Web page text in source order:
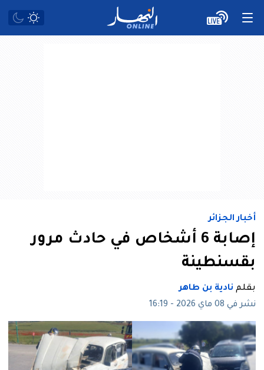
أخبار الجزائر
إصابة 6 أشخاص في حادث مرور
بقسنطينة
بقلم نادية بن طاهر
نشر في 08 ماي 2026 - 16:19